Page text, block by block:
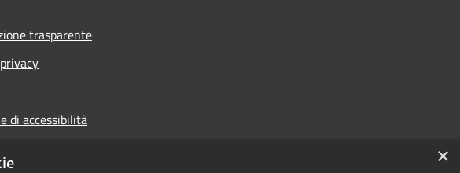
trasparente
di accessibilità
×